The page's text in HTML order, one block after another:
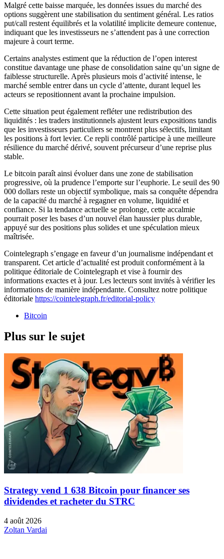
Malgré cette baisse marquée, les données issues du marché des
options suggèrent une stabilisation du sentiment général. Les ratios
put/call restent équilibrés et la volatilité implicite demeure contenue,
indiquant que les investisseurs ne s’attendent pas à une correction
majeure à court terme.
Certains analystes estiment que la réduction de l’open interest
constitue davantage une phase de consolidation saine qu’un signe de
faiblesse structurelle. Après plusieurs mois d’activité intense, le
marché semble entrer dans un cycle d’attente, durant lequel les
acteurs se repositionnent avant la prochaine impulsion.
Cette situation peut également refléter une redistribution des
liquidités : les traders institutionnels ajustent leurs expositions tandis
que les investisseurs particuliers se montrent plus sélectifs, limitant
les positions à fort levier. Ce repli contrôlé participe à une meilleure
résilience du marché dérivé, souvent précurseur d’une reprise plus
stable.
Le bitcoin paraît ainsi évoluer dans une zone de stabilisation
progressive, où la prudence l’emporte sur l’euphorie. Le seuil des 90
000 dollars reste un objectif symbolique, mais sa conquête dépendra
de la capacité du marché à regagner en volume, liquidité et
confiance. Si la tendance actuelle se prolonge, cette accalmie
pourrait poser les bases d’un nouvel élan haussier plus durable,
appuyé sur des positions plus solides et une spéculation mieux
maîtrisée.
Cointelegraph s’engage en faveur d’un journalisme indépendant et
transparent. Cet article d’actualité est produit conformément à la
politique éditoriale de Cointelegraph et vise à fournir des
informations exactes et à jour. Les lecteurs sont invités à vérifier les
informations de manière indépendante. Consultez notre politique
éditoriale https://cointelegraph.fr/editorial-policy
Bitcoin
Plus sur le sujet
Strategy vend 1 638 Bitcoin pour financer ses
dividendes et racheter du STRC
4 août 2026
Zoltan Vardai